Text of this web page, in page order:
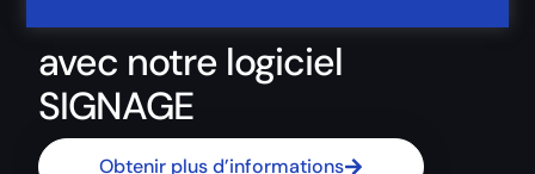
avec notre logiciel
SIGNAGE
Obtenir plus d’informations